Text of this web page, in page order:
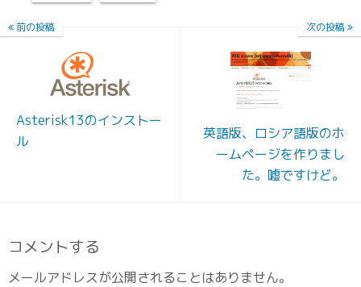
前の投稿
Asterisk13のインストー
ル
次の投稿
英語版、ロシア語版のホ
ームページを作りまし
た。嘘ですけど。
コメントする
メールアドレスが公開されることはありません。